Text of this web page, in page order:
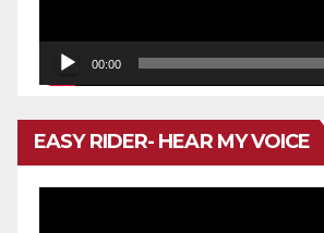
00:00
EASY RIDER- HEAR MY VOICE